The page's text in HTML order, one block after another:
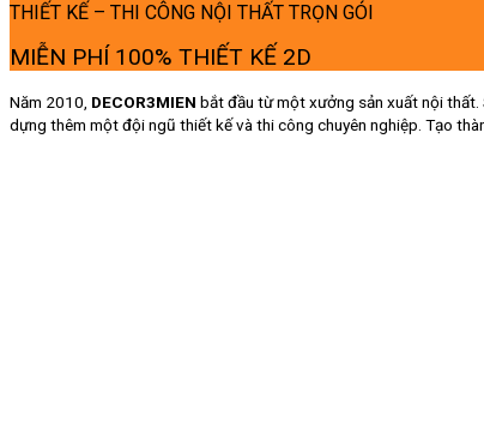
THIẾT KẾ – THI CÔNG NỘI THẤT TRỌN GÓI
MIỄN PHÍ 100% THIẾT KẾ 2D
Năm 2010, DECOR3MIEN bắt đầu từ một xưởng sản xuất nội thất.
dựng thêm một đội ngũ thiết kế và thi công chuyên nghiệp. Tạo